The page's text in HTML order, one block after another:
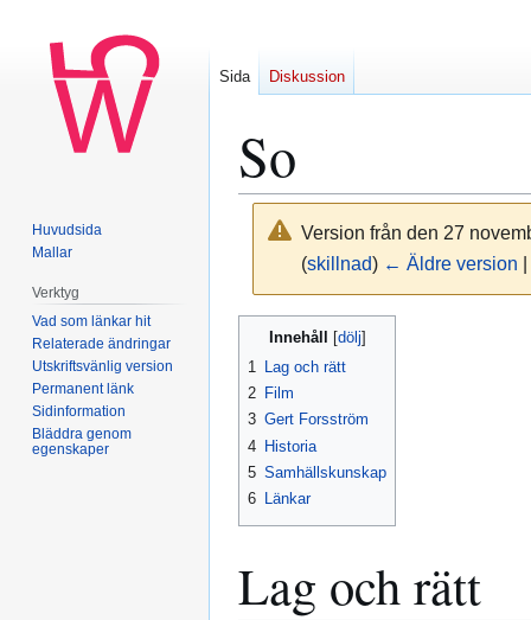
So
Version från den 27
(skillnad) ← Äldre version
Hoppa
till
navigering
Hoppa
till
sök
Innehåll
1
Lag och rätt
2 Film
3 Gert Forsström
4 Historia
5 Samhällskunskap
6 Länkar
Lag och rätt
Sida Diskussion
Huvudsida
Mallar
Verktyg
Vad som länkar hit
Relaterade ändringar
Utskriftsvänlig version
Permanent länk
Sidinformation
Bläddra genom
egenskaper